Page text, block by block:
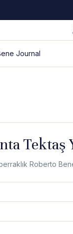
Journal
Tektaş
Roberto